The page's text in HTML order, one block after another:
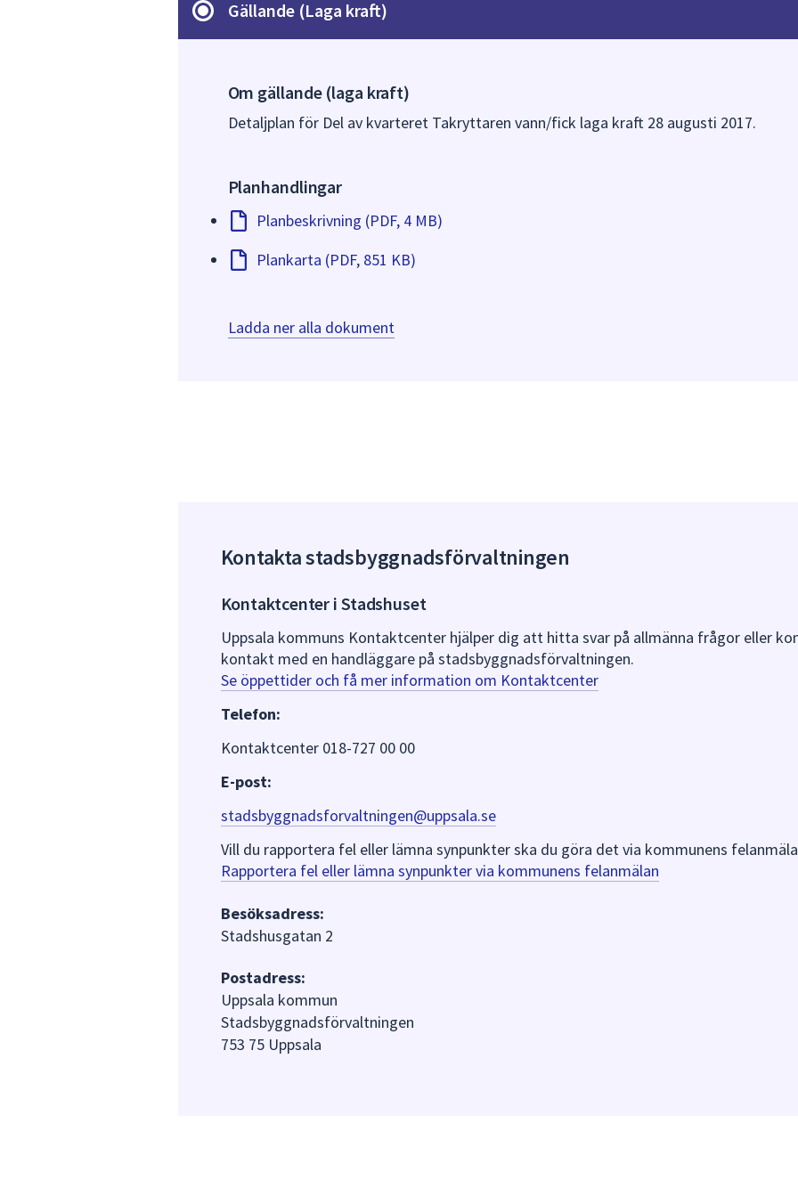
Gällande (Laga kraft)
Om gällande (laga kraft)
Detaljplan för Del av kvarteret Takryttaren vann/fick laga kraft 28 augusti 2017.
Planhandlingar
Planbeskrivning (PDF, 4 MB)
Plankarta (PDF, 851 KB)
Ladda ner alla dokument
Kontakta stadsbyggnadsförvaltningen
Kontaktcenter i Stadshuset
Uppsala kommuns Kontaktcenter hjälper dig att hitta svar på allmänna frågor eller
kontakt med en handläggare på stadsbyggnadsförvaltningen.
Se öppettider och få mer information om Kontaktcenter
Telefon:
Kontaktcenter 018-727 00 00
E-post:
stadsbyggnadsforvaltningen@uppsala.se
Vill du rapportera fel eller lämna synpunkter ska du göra det via kommunens
Rapportera fel eller lämna synpunkter via kommunens felanmälan
Besöksadress:
Stadshusgatan 2
Postadress:
Uppsala kommun
Stadsbyggnadsförvaltningen
753 75 Uppsala